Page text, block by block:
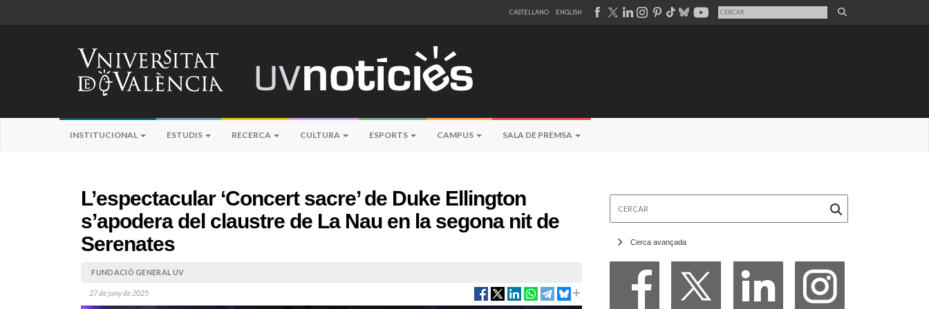
CASTELLANO ENGLISH
INSTITUCIONAL ESTUDIS RECERCA CULTURA ESPORTS CAMPUS SALA DE PREMSA
L’espectacular ‘Concert sacre’ de Duke Ellington
s’apodera del claustre de La Nau en la segona nit de
Serenates
FUNDACIÓ GENERAL UV
27 de juny de 2025
Cerca avançada